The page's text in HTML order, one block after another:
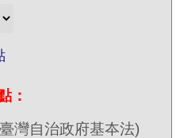
：
臺灣自治政府基夲法)